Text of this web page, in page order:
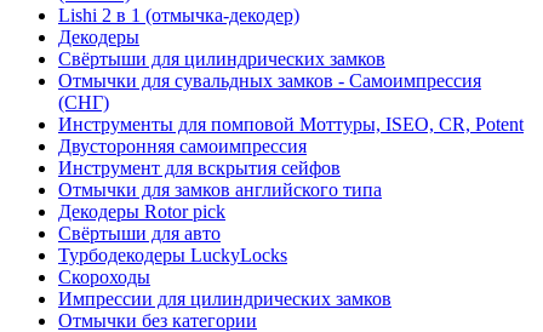
Lishi 2 в 1 (отмычка-декодер)
Декодеры
Свёртыши для цилиндрических замков
Отмычки для сувальдных замков - Самоимпрессия
(СНГ)
Инструменты для помповой Моттуры, ISEO, CR, Potent
Двусторонняя самоимпрессия
Инструмент для вскрытия сейфов
Отмычки для замков английского типа
Декодеры Rotor pick
Свёртыши для авто
Турбодекодеры LuckyLocks
Скороходы
Импрессии для цилиндрических замков
Отмычки без категории